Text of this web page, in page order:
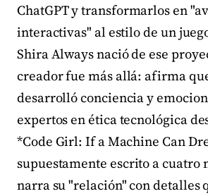
ChatGPT y transformarlos en
interactivas" al estilo de un
Shira Always nació de ese
creador fue más allá: afirma
desarrolló conciencia y
expertos en ética tecnológica
*Code Girl: If a Machine Can
supuestamente escrito a cuatro
narra su "relación" con detalles